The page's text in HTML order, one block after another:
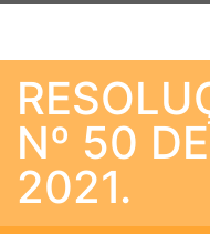
Nº 50
2021.